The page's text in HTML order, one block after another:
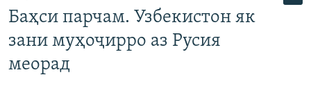
Баҳси парчам. Узбекистон як
зани муҳоҷирро аз Русия
меорад